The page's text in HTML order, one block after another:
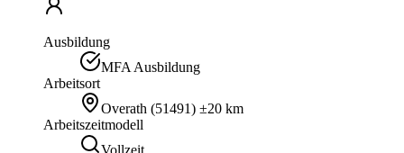
Ausbildung
MFA Ausbildung
Arbeitsort
Overath (51491) ±20 km
Arbeitszeitmodell
Vollzeit